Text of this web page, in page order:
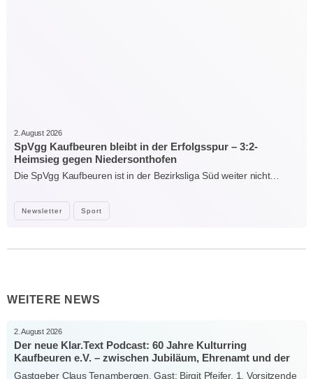
Newsletter Sport
2. August 2026
SpVgg Kaufbeuren bleibt in der Erfolgsspur – 3:2-
Heimsieg gegen Niedersonthofen
Die SpVgg Kaufbeuren ist in der Bezirksliga Süd weiter nicht…
WEITERE NEWS
2. August 2026
Der neue Klar.Text Podcast: 60 Jahre Kulturring
Kaufbeuren e.V. – zwischen Jubiläum, Ehrenamt und der
Kraft der Kultur
Gastgeber Claus Tenambergen, Gast: Birgit Pfeifer, 1. Vorsitzende